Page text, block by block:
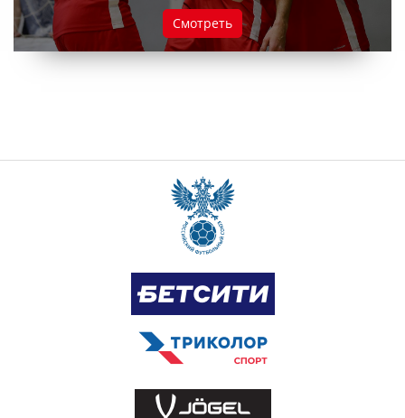
Смотреть